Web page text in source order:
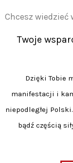
Chcesz wiedzieć
Twoje
Dzięki Tobie
manifestacji i
niepodległej
bądź częścią